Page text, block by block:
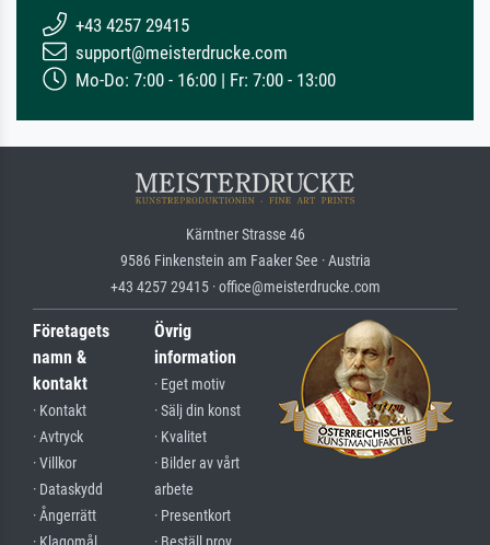
+43 4257 29415
support@meisterdrucke.com
Mo-Do: 7:00 - 16:00 | Fr: 7:00 - 13:00
Kärntner Strasse 46
9586 Finkenstein am Faaker See · Austria
+43 4257 29415 · office@meisterdrucke.com
Företagets
namn &
kontakt
· Kontakt
· Avtryck
· Villkor
· Dataskydd
· Ångerrätt
Övrig
information
· Eget motiv
· Sälj din konst
· Kvalitet
· Bilder av vårt
arbete
· Presentkort